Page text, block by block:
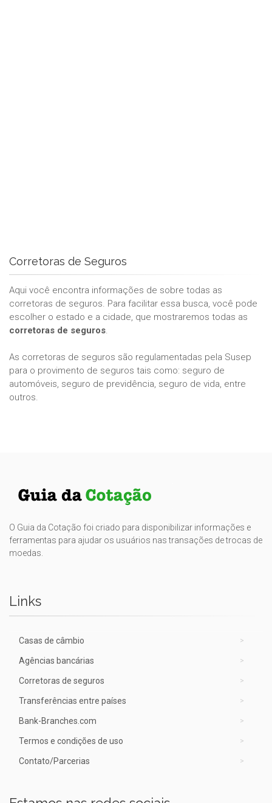
Corretoras de Seguros
Aqui você encontra informações de sobre todas as
corretoras de seguros. Para facilitar essa busca, você pode
escolher o estado e a cidade, que mostraremos todas as
corretoras de seguros.
As corretoras de seguros são regulamentadas pela Susep
para o provimento de seguros tais como: seguro de
automóveis, seguro de previdência, seguro de vida, entre
outros.
O Guia da Cotação foi criado para disponibilizar informações e
ferramentas para ajudar os usuários nas transações de trocas de
moedas.
Links
Casas de câmbio
Agências bancárias
Corretoras de seguros
Transferências entre países
Bank-Branches.com
Termos e condições de uso
Contato/Parcerias